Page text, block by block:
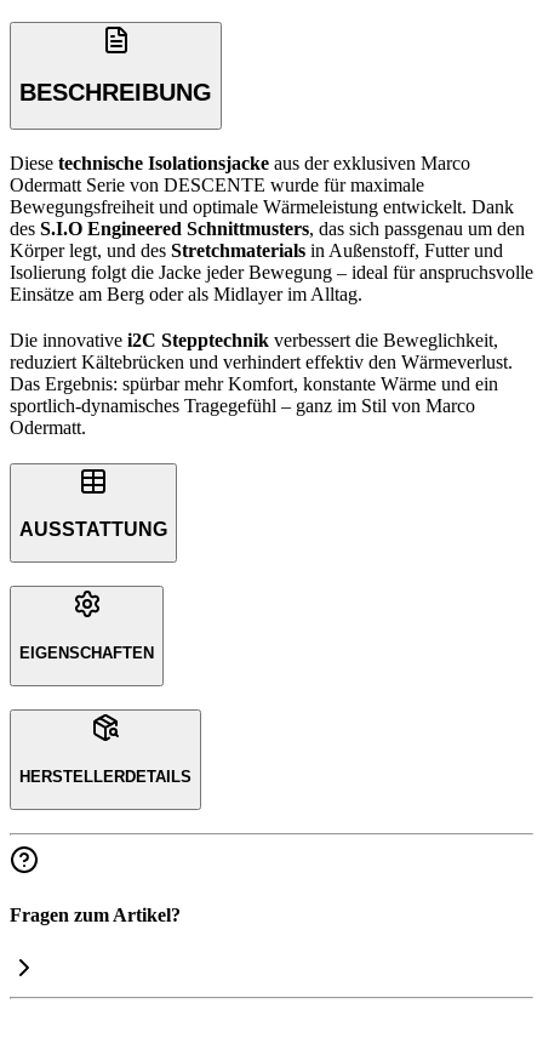
BESCHREIBUNG
Diese technische Isolationsjacke aus der exklusiven Marco
Odermatt Serie von DESCENTE wurde für maximale
Bewegungsfreiheit und optimale Wärmeleistung entwickelt. Dank
des S.I.O Engineered Schnittmusters, das sich passgenau um den
Körper legt, und des Stretchmaterials in Außenstoff, Futter und
Isolierung folgt die Jacke jeder Bewegung – ideal für anspruchsvolle
Einsätze am Berg oder als Midlayer im Alltag.
Die innovative i2C Stepptechnik verbessert die Beweglichkeit,
reduziert Kältebrücken und verhindert effektiv den Wärmeverlust.
Das Ergebnis: spürbar mehr Komfort, konstante Wärme und ein
sportlich-dynamisches Tragegefühl – ganz im Stil von Marco
Odermatt.
AUSSTATTUNG
EIGENSCHAFTEN
HERSTELLERDETAILS
Fragen zum Artikel?